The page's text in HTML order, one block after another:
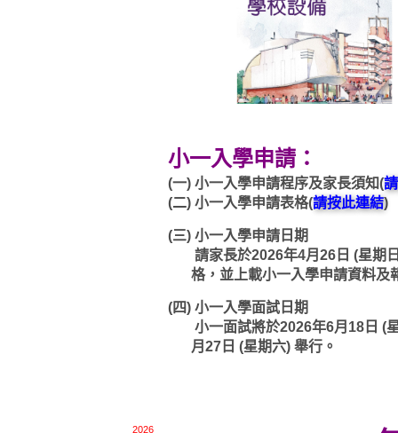
小一入學申請：
(一) 小一入學申請程序及家長須知(
(二) 小一入學申請表格(請按此連結)
(三) 小一入學申請日期
請家長於2026年4月26日 (星期
格，並上載小一入學申請資料及
(四) 小一入學面試日期
小一面試將於2026年6月18日 (
月27日 (星期六) 舉行。
2026